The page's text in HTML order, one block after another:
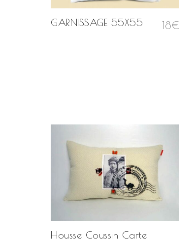
GARNISSAGE 55X55 18€
Housse Coussin Carte